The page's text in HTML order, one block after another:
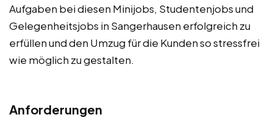
Aufgaben bei diesen Minijobs, Studentenjobs und
Gelegenheitsjobs in Sangerhausen erfolgreich zu
erfüllen und den Umzug für die Kunden so stressfrei
wie möglich zu gestalten.
Anforderungen